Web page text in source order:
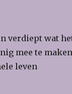
verdiept wat
mee te
leven